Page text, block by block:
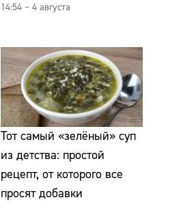
14:54 – 4 августа
Тот самый «зелёный» суп
из детства: простой
рецепт, от которого все
просят добавки